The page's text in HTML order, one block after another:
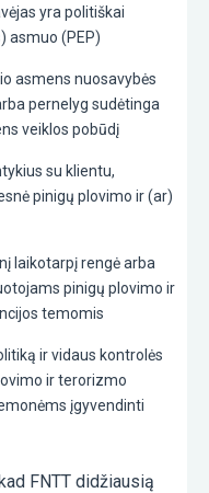
yra politiškai
asmuo (PEP)
asmens nuosavybės
pernelyg sudėtinga
veiklos pobūdį
su klientu,
pinigų plovimo ir (ar)
laikotarpį rengė arba
pinigų plovimo ir
temomis
ir vidaus kontrolės
ir terorizmo
įgyvendinti
FNTT didžiausią